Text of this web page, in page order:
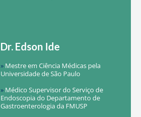
Dr. Edson Ide
» Mestre em Ciência Médicas pela
Universidade de São Paulo
» Médico Supervisor do Serviço de
Endoscopia do Departamento de
Gastroenterologia da FMUSP